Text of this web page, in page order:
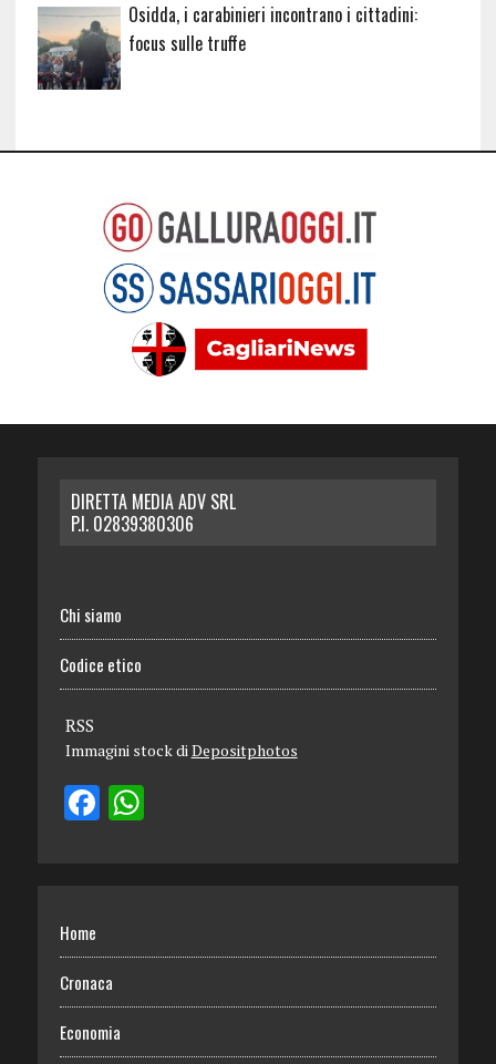
Osidda, i carabinieri incontrano i cittadini:
focus sulle truffe
DIRETTA MEDIA ADV SRL
P.I. 02839380306
Chi siamo
Codice etico
RSS
Immagini stock diDepositphotos
Home
Cronaca
Economia